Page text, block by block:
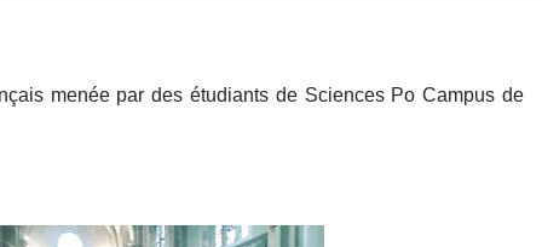
menée par des étudiants de Sciences Po Campus de